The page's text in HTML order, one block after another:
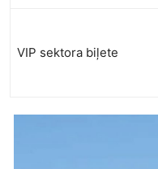
VIP sektora biļete